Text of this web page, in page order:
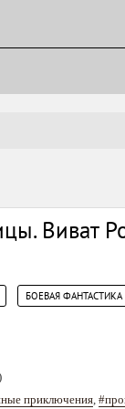
Виват
БОЕВАЯ ФАНТАСТИКА
приключения,